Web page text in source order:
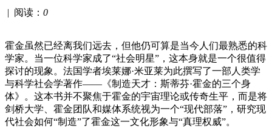
| 阅读： 0
霍金虽然已经离我们远去，但他仍可算是当今人们最熟悉的科
学家。当一位科学家成了“社会明星”，这本身就是一个很值得
探讨的现象。法国学者埃莱娜·米亚莱为此撰写了一部人类学
与科学社会学著作——《制造天才：斯蒂芬·霍金的三个身
体》。这本书并不聚焦于霍金的宇宙理论或传奇生平，而是将
剑桥大学、霍金团队和媒体系统视为一个“现代部落”，研究现
代社会如何“制造”了霍金这一文化形象与“真理权威”。